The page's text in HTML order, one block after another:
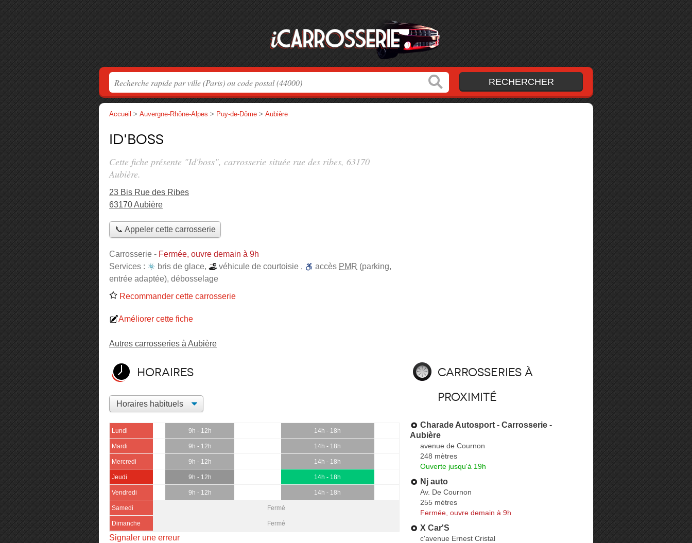
Accueil > Auvergne-Rhône-Alpes > Puy-de-Dôme > Aubière
Id'boss
Cette fiche présente "Id'boss", carrosserie située rue des ribes, 63170
Aubière.
23 Bis Rue des Ribes
63170 Aubière
📞 Appeler cette carrosserie
Carrosserie - Fermée, ouvre demain à 9h
Services :
bris de glace, véhicule de courtoisie , accès PMR (parking,
entrée adaptée), débosselage
Recommander cette carrosserie
Améliorer cette fiche
Autres carrosseries à Aubière
Horaires
Lundi 9h - 12h 14h - 18h
Mardi 9h - 12h 14h - 18h
Mercredi 9h - 12h 14h - 18h
Jeudi 9h - 12h 14h - 18h
Vendredi 9h - 12h 14h - 18h
Samedi Fermé
Dimanche Fermé
Signaler une erreur
Carrosseries à
proximité
Charade Autosport - Carrosserie -
Aubière
avenue de Cournon
248 mètres
Ouverte jusqu'à 19h
Nj auto
Av. De Cournon
255 mètres
Fermée, ouvre demain à 9h
X Car'S
c'avenue Ernest Cristal